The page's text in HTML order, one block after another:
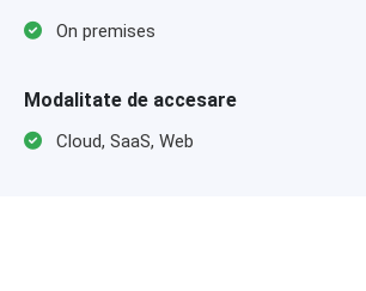
On premises
Modalitate de accesare
Cloud, SaaS, Web